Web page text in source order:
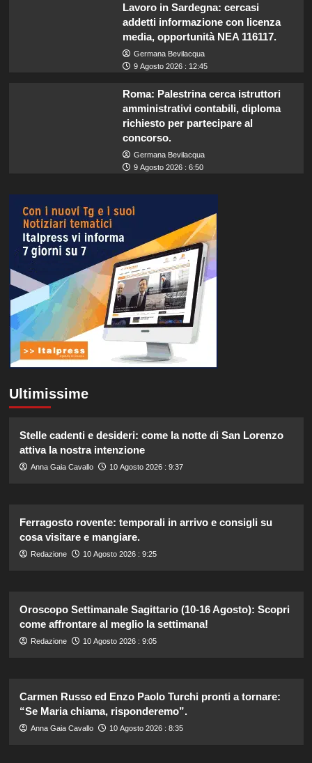
Lavoro in Sardegna: cercasi
addetti informazione con licenza
media, opportunità NEA 116117.
Germana Bevilacqua
9 Agosto 2026 : 12:45
Roma: Palestrina cerca istruttori
amministrativi contabili, diploma
richiesto per partecipare al
concorso.
Germana Bevilacqua
9 Agosto 2026 : 6:50
Ultimissime
Stelle cadenti e desideri: come la notte di San Lorenzo
attiva la nostra intenzione
Anna Gaia Cavallo 10 Agosto 2026 : 9:37
Ferragosto rovente: temporali in arrivo e consigli su
cosa visitare e mangiare.
Redazione 10 Agosto 2026 : 9:25
Oroscopo Settimanale Sagittario (10-16 Agosto): Scopri
come affrontare al meglio la settimana!
Redazione 10 Agosto 2026 : 9:05
Carmen Russo ed Enzo Paolo Turchi pronti a tornare:
“Se Maria chiama, risponderemo”.
Anna Gaia Cavallo 10 Agosto 2026 : 8:35